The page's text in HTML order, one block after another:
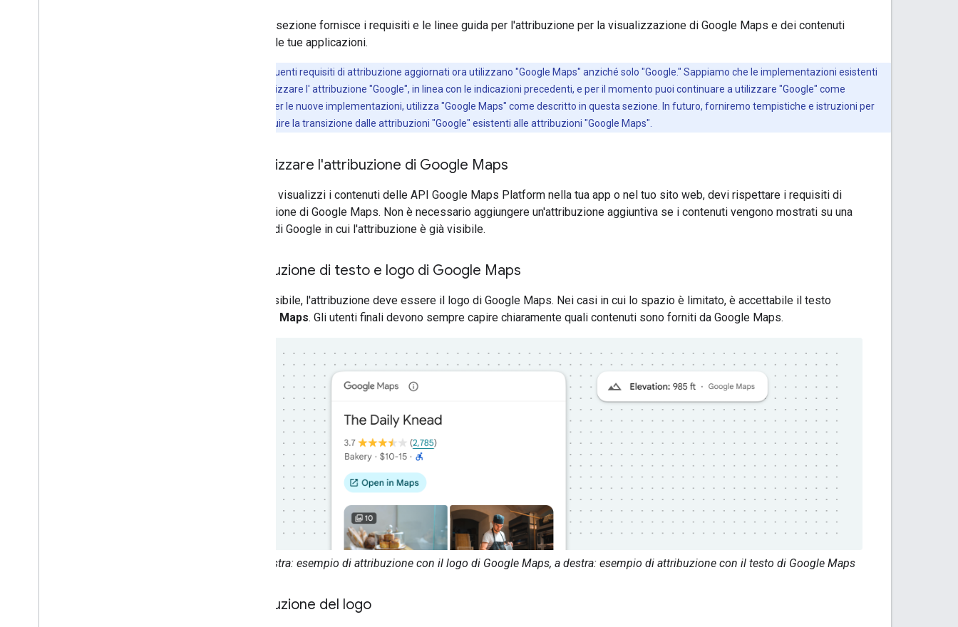
Questa sezione fornisce i requisiti e le linee guida per l'attribuzione per la visualizzazione di Google Maps e dei contenuti
tramite le tue applicazioni.
i seguenti requisiti di attribuzione aggiornati ora utilizzano "Google Maps" anziché solo "Google." Sappiamo che le implementazioni esistenti
potrebbero utilizzare l' attribuzione "Google", in linea con le indicazioni precedenti, e per il momento puoi continuare a utilizzare "Google" come
attribuzione. Per le nuove implementazioni, utilizza "Google Maps" come descritto in questa sezione. In futuro, forniremo tempistiche e istruzioni per
aiutarti a eseguire la transizione dalle attribuzioni "Google" esistenti alle attribuzioni "Google Maps".
Visualizzare l'attribuzione di Google Maps
Quando visualizzi i contenuti delle API Google Maps Platform nella tua app o nel tuo sito web, devi rispettare i requisiti di
attribuzione di Google Maps. Non è necessario aggiungere un'attribuzione aggiuntiva se i contenuti vengono mostrati su una
mappa di Google in cui l'attribuzione è già visibile.
Attribuzione di testo e logo di Google Maps
Se possibile, l'attribuzione deve essere il logo di Google Maps. Nei casi in cui lo spazio è limitato, è accettabile il testo
Google Maps. Gli utenti finali devono sempre capire chiaramente quali contenuti sono forniti da Google Maps.
A sinistra: esempio di attribuzione con il logo di Google Maps, a destra: esempio di attribuzione con il testo di Google Maps
Attribuzione del logo